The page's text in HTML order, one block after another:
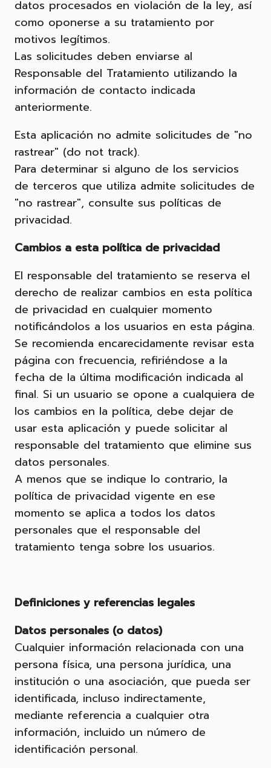
datos procesados en violación de la ley, así
como oponerse a su tratamiento por
motivos legítimos.
Las solicitudes deben enviarse al
Responsable del Tratamiento utilizando la
información de contacto indicada
anteriormente.
Esta aplicación no admite solicitudes de "no
rastrear" (do not track).
Para determinar si alguno de los servicios
de terceros que utiliza admite solicitudes de
"no rastrear", consulte sus políticas de
privacidad.
Cambios a esta política de privacidad
El responsable del tratamiento se reserva el
derecho de realizar cambios en esta política
de privacidad en cualquier momento
notificándolos a los usuarios en esta página.
Se recomienda encarecidamente revisar esta
página con frecuencia, refiriéndose a la
fecha de la última modificación indicada al
final. Si un usuario se opone a cualquiera de
los cambios en la política, debe dejar de
usar esta aplicación y puede solicitar al
responsable del tratamiento que elimine sus
datos personales.
A menos que se indique lo contrario, la
política de privacidad vigente en ese
momento se aplica a todos los datos
personales que el responsable del
tratamiento tenga sobre los usuarios.
Definiciones y referencias legales
Datos personales (o datos)
Cualquier información relacionada con una
persona física, una persona jurídica, una
institución o una asociación, que pueda ser
identificada, incluso indirectamente,
mediante referencia a cualquier otra
información, incluido un número de
identificación personal.